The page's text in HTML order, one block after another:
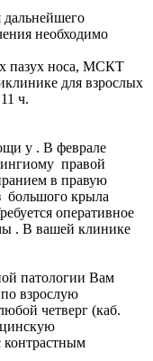
дальнейшего
необходимо
пазух носа, МСКТ
для взрослых
ч.
у . В феврале
правой
в правую
большого крыла
оперативное
. В вашей клинике
патологии Вам
взрослую
четверг (каб.